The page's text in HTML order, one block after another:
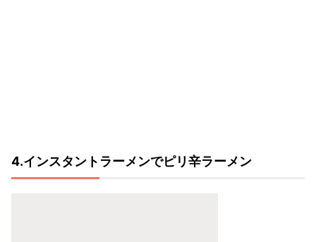
4.インスタントラーメンでピリ辛ラーメン